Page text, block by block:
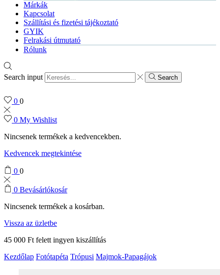
Márkák
Kapcsolat
Szállítási és fizetési tájékoztató
GYIK
Felrakási útmutató
Rólunk
Search input Search
0 0
0 My Wishlist
Nincsenek termékek a kedvencekben.
Kedvencek megtekintése
0 0
0 Bevásárlókosár
Nincsenek termékek a kosárban.
Vissza az üzletbe
45 000 Ft felett ingyen kiszállítás
Kezdőlap Fotótapéta Trópusi Majmok-Papagájok